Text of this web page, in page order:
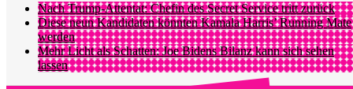
Nach Trump-Attentat: Chefin des Secret Service tritt zurück
Diese neun Kandidaten könnten Kamala Harris’ Running Mate
werden
Mehr Licht als Schatten: Joe Bidens Bilanz kann sich sehen
lassen